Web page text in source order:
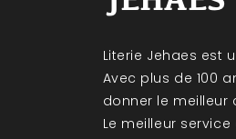
Literie Jehaes est
Avec plus de 100
donner le meilleur
Le meilleur